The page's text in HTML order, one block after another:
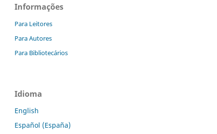
Informações
Para Leitores
Para Autores
Para Bibliotecários
Idioma
English
Español (España)